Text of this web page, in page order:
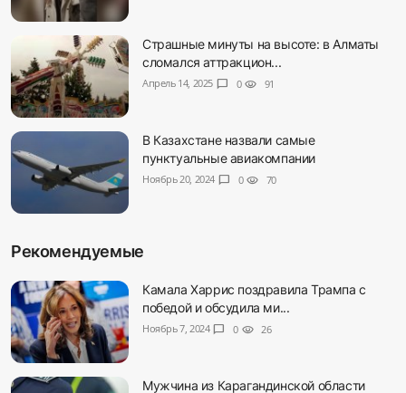
Страшные минуты на высоте: в Алматы
сломался аттракцион...
Апрель 14, 2025 chat_bubble 0 visibility 91
В Казахстане назвали самые
пунктуальные авиакомпании
Ноябрь 20, 2024 chat_bubble 0 visibility 70
Рекомендуемые
Камала Харрис поздравила Трампа с
победой и обсудила ми...
Ноябрь 7, 2024 chat_bubble 0 visibility 26
Мужчина из Карагандинской области